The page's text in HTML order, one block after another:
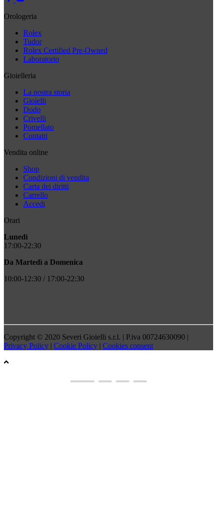
Orologeria
Rolex
Tudor
Rolex Certified Pre-Owned
Laboratorio
Gioielleria
La nostra storia
Gioielli
Dodo
Crivelli
Pomellato
Contatti
Vendita online
Shop
Condizioni di vendita
Carta dei diritti
Carrello
Accedi
Orari
Lunedì
17:00-22:30
Da Martedì a Domenica
10:00-12:30 / 17:00-22:30
Copyright © 2020 Severi Gioielli s.r.l. | P.iva 00724630090 |
Privacy Policy | Cookie Policy | Cookies consent